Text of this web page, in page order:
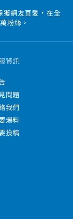
獲網友喜愛，在全
粉絲。
資訊
問題
我們
爆料
投稿